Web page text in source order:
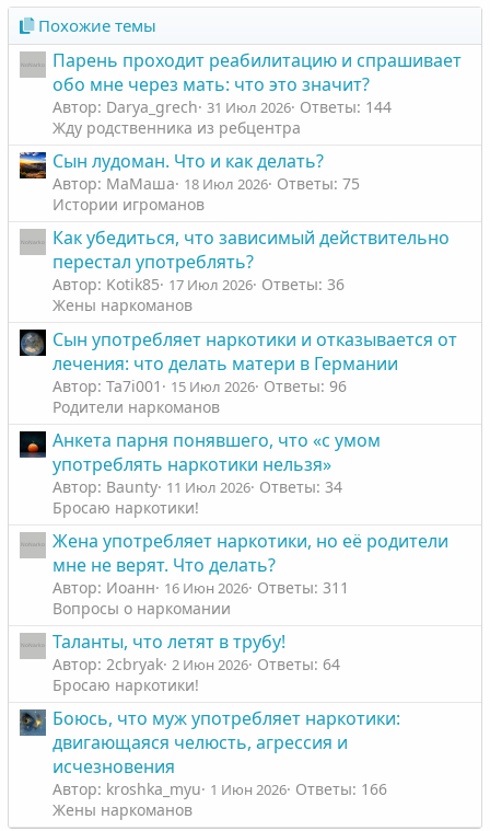
в
н
ы
й
г
о
л
с
в
н
ы
й
г
о
л
с
Похожие темы
Парень проходит реабилитацию и спрашивает
обо мне через мать: что это значит?
Автор: Darya_grech 31 Июл 2026 Ответы: 144
Жду родственника из ребцентра
Сын лудоман. Что и как делать?
Автор: МаМаша 18 Июл 2026 Ответы: 75
Истории игроманов
Как убедиться, что зависимый действительно
перестал употреблять?
Автор: Kotik85 17 Июл 2026 Ответы: 36
Жены наркоманов
Сын употребляет наркотики и отказывается от
лечения: что делать матери в Германии
Автор: Ta7i001 15 Июл 2026 Ответы: 96
Родители наркоманов
Анкета парня понявшего, что «с умом
употреблять наркотики нельзя»
Автор: Baunty 11 Июл 2026 Ответы: 34
Бросаю наркотики!
Жена употребляет наркотики, но её родители
мне не верят. Что делать?
Автор: Иоанн 16 Июн 2026 Ответы: 311
Вопросы о наркомании
Таланты, что летят в трубу!
Автор: 2cbryak 2 Июн 2026 Ответы: 64
Бросаю наркотики!
Боюсь, что муж употребляет наркотики:
двигающаяся челюсть, агрессия и
исчезновения
Автор: kroshka_myu 1 Июн 2026 Ответы: 166
Жены наркоманов